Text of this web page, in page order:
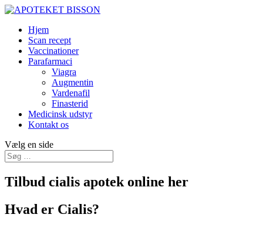
Hjem
Scan recept
Vaccinationer
Parafarmaci
Viagra
Augmentin
Vardenafil
Finasterid
Medicinsk udstyr
Kontakt os
Vælg en side
Tilbud cialis apotek online her
Hvad er Cialis?